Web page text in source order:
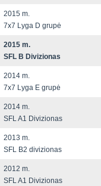
2015 m.
7x7 Lyga D grupė
2015 m.
SFL B Divizionas
2014 m.
7x7 Lyga E grupė
2014 m.
SFL A1 Divizionas
2013 m.
SFL B2 divizionas
2012 m.
SFL A1 Divizionas